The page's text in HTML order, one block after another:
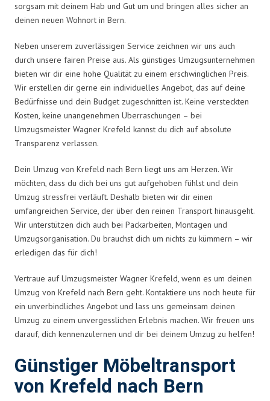
sorgsam mit deinem Hab und Gut um und bringen alles sicher an
deinen neuen Wohnort in Bern.
Neben unserem zuverlässigen Service zeichnen wir uns auch
durch unsere fairen Preise aus. Als günstiges Umzugsunternehmen
bieten wir dir eine hohe Qualität zu einem erschwinglichen Preis.
Wir erstellen dir gerne ein individuelles Angebot, das auf deine
Bedürfnisse und dein Budget zugeschnitten ist. Keine versteckten
Kosten, keine unangenehmen Überraschungen – bei
Umzugsmeister Wagner Krefeld kannst du dich auf absolute
Transparenz verlassen.
Dein Umzug von Krefeld nach Bern liegt uns am Herzen. Wir
möchten, dass du dich bei uns gut aufgehoben fühlst und dein
Umzug stressfrei verläuft. Deshalb bieten wir dir einen
umfangreichen Service, der über den reinen Transport hinausgeht.
Wir unterstützen dich auch bei Packarbeiten, Montagen und
Umzugsorganisation. Du brauchst dich um nichts zu kümmern – wir
erledigen das für dich!
Vertraue auf Umzugsmeister Wagner Krefeld, wenn es um deinen
Umzug von Krefeld nach Bern geht. Kontaktiere uns noch heute für
ein unverbindliches Angebot und lass uns gemeinsam deinen
Umzug zu einem unvergesslichen Erlebnis machen. Wir freuen uns
darauf, dich kennenzulernen und dir bei deinem Umzug zu helfen!
Günstiger Möbeltransport
von Krefeld nach Bern